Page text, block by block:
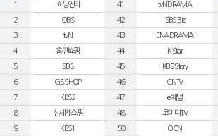
1
쇼핑엔티
2
OBS
3
tvN
4
홈앤쇼핑
5
SBS
6
GS SHOP
7
KBS2
8
신세계쇼핑
9
KBS1
41
tvN DRAMA
42
SBS Biz
43
ENA DRAMA
44
K Star
45
KBS Story
46
CNTV
47
e채널
48
코미디TV
50
OCN